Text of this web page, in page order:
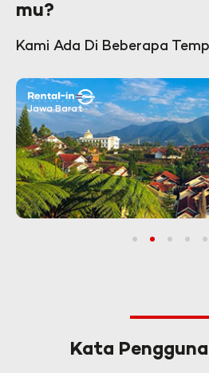
mu?
Kami Ada Di Beberapa
Jawa Barat
3 4 5 6
Kata